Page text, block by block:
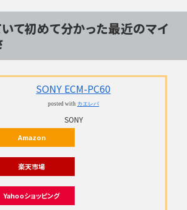
て初めて分かった最近のマイ
SONY ECM-PC60
posted with カエレバ
SONY
Amazon
楽天市場
Yahooショッピング